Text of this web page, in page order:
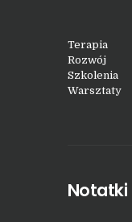
Terapia
Rozwój
Szkolenia
Warsztaty
Notatki